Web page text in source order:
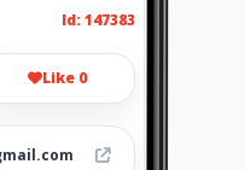
Id: 147383
Like 0